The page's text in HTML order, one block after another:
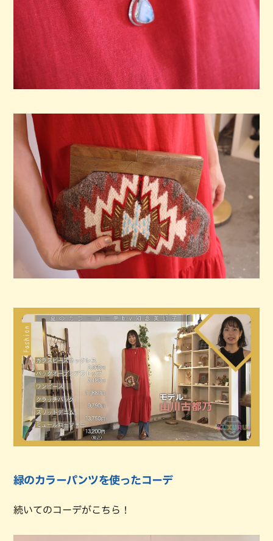
緑のカラーパンツを使ったコーデ
続いてのコーデがこちら！